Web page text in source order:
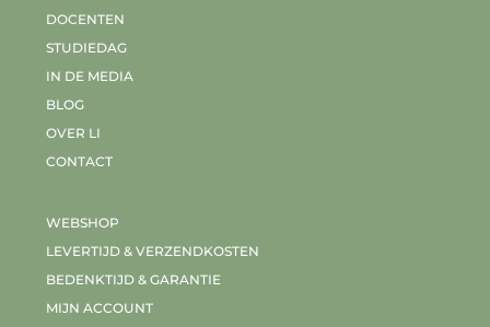
DOCENTEN
STUDIEDAG
IN DE MEDIA
BLOG
OVER LI
CONTACT
WEBSHOP
LEVERTIJD & VERZENDKOSTEN
BEDENKTIJD & GARANTIE
MIJN ACCOUNT